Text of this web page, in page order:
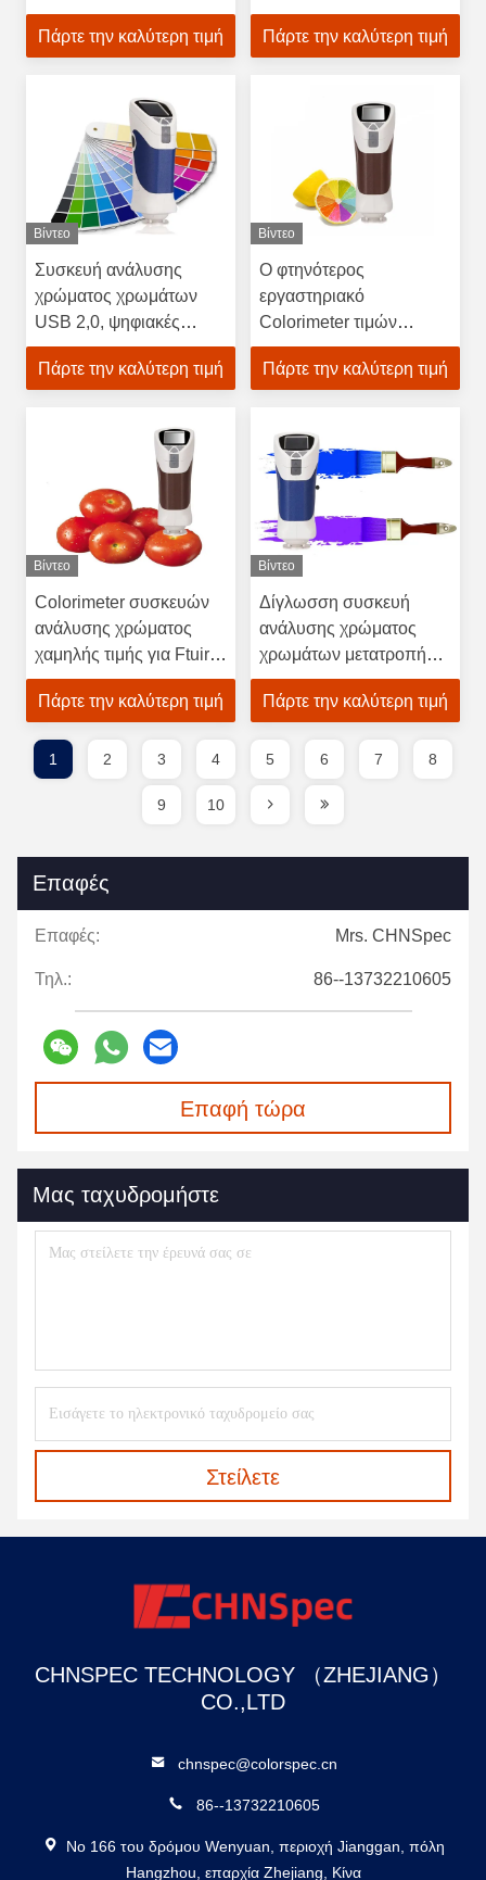
αποτελεσμάτων της
δοκιμής - αποθήκευση
Πάρτε την καλύτερη τιμή
ταίριασμα αριθμού
χρώματος για το
Πάρτε την καλύτερη τιμή
Βίντεο
Συσκευή ανάλυσης
χρώματος χρωμάτων
USB 2,0, ψηφιακές
Colorimeter
φωτογραφιών αγγλικές/
Πάρτε την καλύτερη τιμή
Βίντεο
Ο φτηνότερος
εργαστηριακό
Colorimeter τιμών
μετρητής διαφοράς
χρώματος τροφίμων και
Πάρτε την καλύτερη τιμή
Βίντεο
Colorimeter συσκευών
ανάλυσης χρώματος
χαμηλής τιμής για Ftuirs
και τα λαχανικά
Πάρτε την καλύτερη τιμή
Βίντεο
Δίγλωσση συσκευή
ανάλυσης χρώματος
χρωμάτων μετατροπής,
φορητό
Spectrophotometer
κατασκευή κεκλεισμένων
των θυρών
Πάρτε την καλύτερη τιμή
1 2 3 4 5 6 7 8
9 10
Επαφές
Επαφές: Mrs. CHNSpec
Τηλ.: 86--13732210605
Επαφή τώρα
Μας ταχυδρομήστε
Στείλετε
CHNSPEC TECHNOLOGY （ZHEJIANG）
CO.,LTD
chnspec@colorspec.cn
86--13732210605
Νο 166 του δρόμου Wenyuan, περιοχή Jianggan, πόλη
Hangzhou, επαρχία Zhejiang, Κίνα